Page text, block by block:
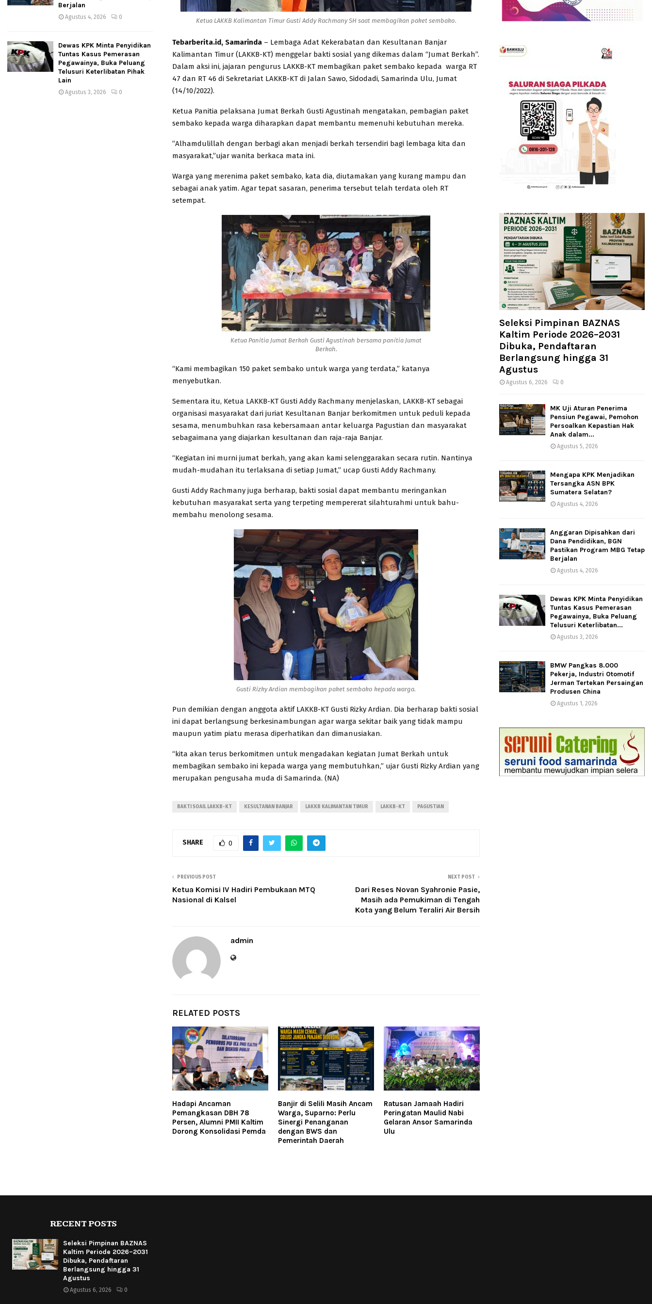
Ketua LAKKB Kalimantan Timur Gusti Addy Rachmany SH saat membagikan paket sembako.
Tebarberita.id, Samarinda – Lembaga Adat Kekerabatan dan Kesultanan Banjar
Kalimantan Timur (LAKKB-KT) menggelar bakti sosial yang dikemas dalam “Jumat Berkah”.
Dalam aksi ini, jajaran pengurus LAKKB-KT membagikan paket sembako kepada warga RT
47 dan RT 46 di Sekretariat LAKKB-KT di Jalan Sawo, Sidodadi, Samarinda Ulu, Jumat
(14/10/2022).
Ketua Panitia pelaksana Jumat Berkah Gusti Agustinah mengatakan, pembagian paket
sembako kepada warga diharapkan dapat membantu memenuhi kebutuhan mereka.
”Alhamdulillah dengan berbagi akan menjadi berkah tersendiri bagi lembaga kita dan
masyarakat,”ujar wanita berkaca mata ini.
Warga yang merenima paket sembako, kata dia, diutamakan yang kurang mampu dan
sebagai anak yatim. Agar tepat sasaran, penerima tersebut telah terdata oleh RT
setempat.
Ketua Panitia Jumat Berkah Gusti Agustinah bersama panitia Jumat
Berkah.
“Kami membagikan 150 paket sembako untuk warga yang terdata,” katanya
menyebutkan.
Sementara itu, Ketua LAKKB-KT Gusti Addy Rachmany menjelaskan, LAKKB-KT sebagai
organisasi masyarakat dari juriat Kesultanan Banjar berkomitmen untuk peduli kepada
sesama, menumbuhkan rasa kebersamaan antar keluarga Pagustian dan masyarakat
sebagaimana yang diajarkan kesultanan dan raja-raja Banjar.
“Kegiatan ini murni jumat berkah, yang akan kami selenggarakan secara rutin. Nantinya
mudah-mudahan itu terlaksana di setiap Jumat,” ucap Gusti Addy Rachmany.
Gusti Addy Rachmany juga berharap, bakti sosial dapat membantu meringankan
kebutuhan masyarakat serta yang terpeting mempererat silahturahmi untuk bahu-
membahu menolong sesama.
Gusti Rizky Ardian membagikan paket sembako kepada warga.
Pun demikian dengan anggota aktif LAKKB-KT Gusti Rizky Ardian. Dia berharap bakti sosial
ini dapat berlangsung berkesinambungan agar warga sekitar baik yang tidak mampu
maupun yatim piatu merasa diperhatikan dan dimanusiakan.
“kita akan terus berkomitmen untuk mengadakan kegiatan Jumat Berkah untuk
membagikan sembako ini kepada warga yang membutuhkan,” ujar Gusti Rizky Ardian yang
merupakan pengusaha muda di Samarinda. (NA)
BAKTI SOAIL LAKKB-KT KESULTANAN BANJAR LAKKB KALIMANTAN TIMUR LAKKB-KT PAGUSTIAN
SHARE 0
PREVIOUS POST
Ketua Komisi IV Hadiri Pembukaan MTQ
Nasional di Kalsel
NEXT POST
Dari Reses Novan Syahronie Pasie,
Masih ada Pemukiman di Tengah
Kota yang Belum Teraliri Air Bersih
admin
RELATED POSTS
Hadapi Ancaman
Pemangkasan DBH 78
Persen, Alumni PMII Kaltim
Dorong Konsolidasi Pemda
Banjir di Selili Masih Ancam
Warga, Suparno: Perlu
Sinergi Penanganan
dengan BWS dan
Pemerintah Daerah
Ratusan Jamaah Hadiri
Peringatan Maulid Nabi
Gelaran Ansor Samarinda
Ulu
Berjalan
Agustus 4, 2026 0
Dewas KPK Minta Penyidikan
Tuntas Kasus Pemerasan
Pegawainya, Buka Peluang
Telusuri Keterlibatan Pihak
Lain
Agustus 3, 2026 0
Seleksi Pimpinan BAZNAS
Kaltim Periode 2026–2031
Dibuka, Pendaftaran
Berlangsung hingga 31
Agustus
Agustus 6, 2026 0
MK Uji Aturan Penerima
Pensiun Pegawai, Pemohon
Persoalkan Kepastian Hak
Anak dalam...
Agustus 5, 2026
Mengapa KPK Menjadikan
Tersangka ASN BPK
Sumatera Selatan?
Agustus 4, 2026
Anggaran Dipisahkan dari
Dana Pendidikan, BGN
Pastikan Program MBG Tetap
Berjalan
Agustus 4, 2026
Dewas KPK Minta Penyidikan
Tuntas Kasus Pemerasan
Pegawainya, Buka Peluang
Telusuri Keterlibatan...
Agustus 3, 2026
BMW Pangkas 8.000
Pekerja, Industri Otomotif
Jerman Tertekan Persaingan
Produsen China
Agustus 1, 2026
RECENT POSTS
Seleksi Pimpinan BAZNAS
Kaltim Periode 2026–2031
Dibuka, Pendaftaran
Berlangsung hingga 31
Agustus
Agustus 6, 2026 0